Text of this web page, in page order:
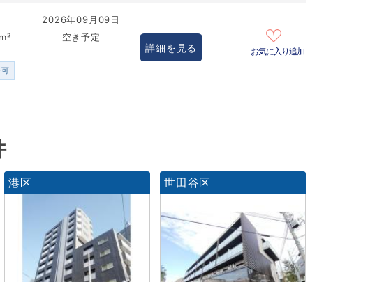
2026年09月09日
空き予定
詳細を見る お気に入り追加
港区 世田谷区